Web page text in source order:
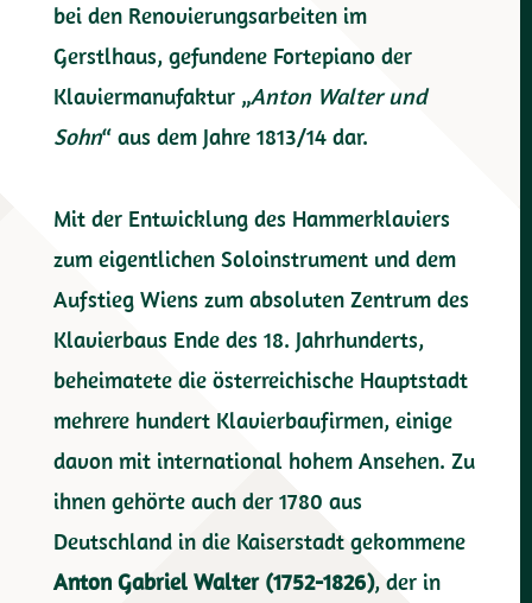
bei den Renovierungsarbeiten im
Gerstlhaus, gefundene Fortepiano der
Klaviermanufaktur „Anton Walter und
Sohn“ aus dem Jahre 1813/14 dar.
Mit der Entwicklung des Hammerklaviers
zum eigentlichen Soloinstrument und dem
Aufstieg Wiens zum absoluten Zentrum des
Klavierbaus Ende des 18. Jahrhunderts,
beheimatete die österreichische Hauptstadt
mehrere hundert Klavierbaufirmen, einige
davon mit international hohem Ansehen. Zu
ihnen gehörte auch der 1780 aus
Deutschland in die Kaiserstadt gekommene
Anton Gabriel Walter (1752-1826), der in